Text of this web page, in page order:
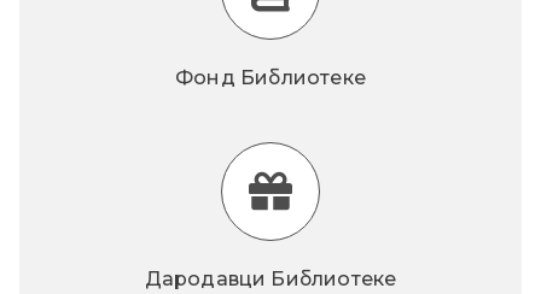
Фонд Библиотеке
Дародавци Библиотеке